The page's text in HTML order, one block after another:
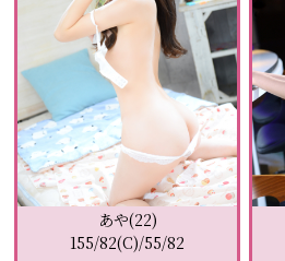
あや(22)
155/82(C)/55/82